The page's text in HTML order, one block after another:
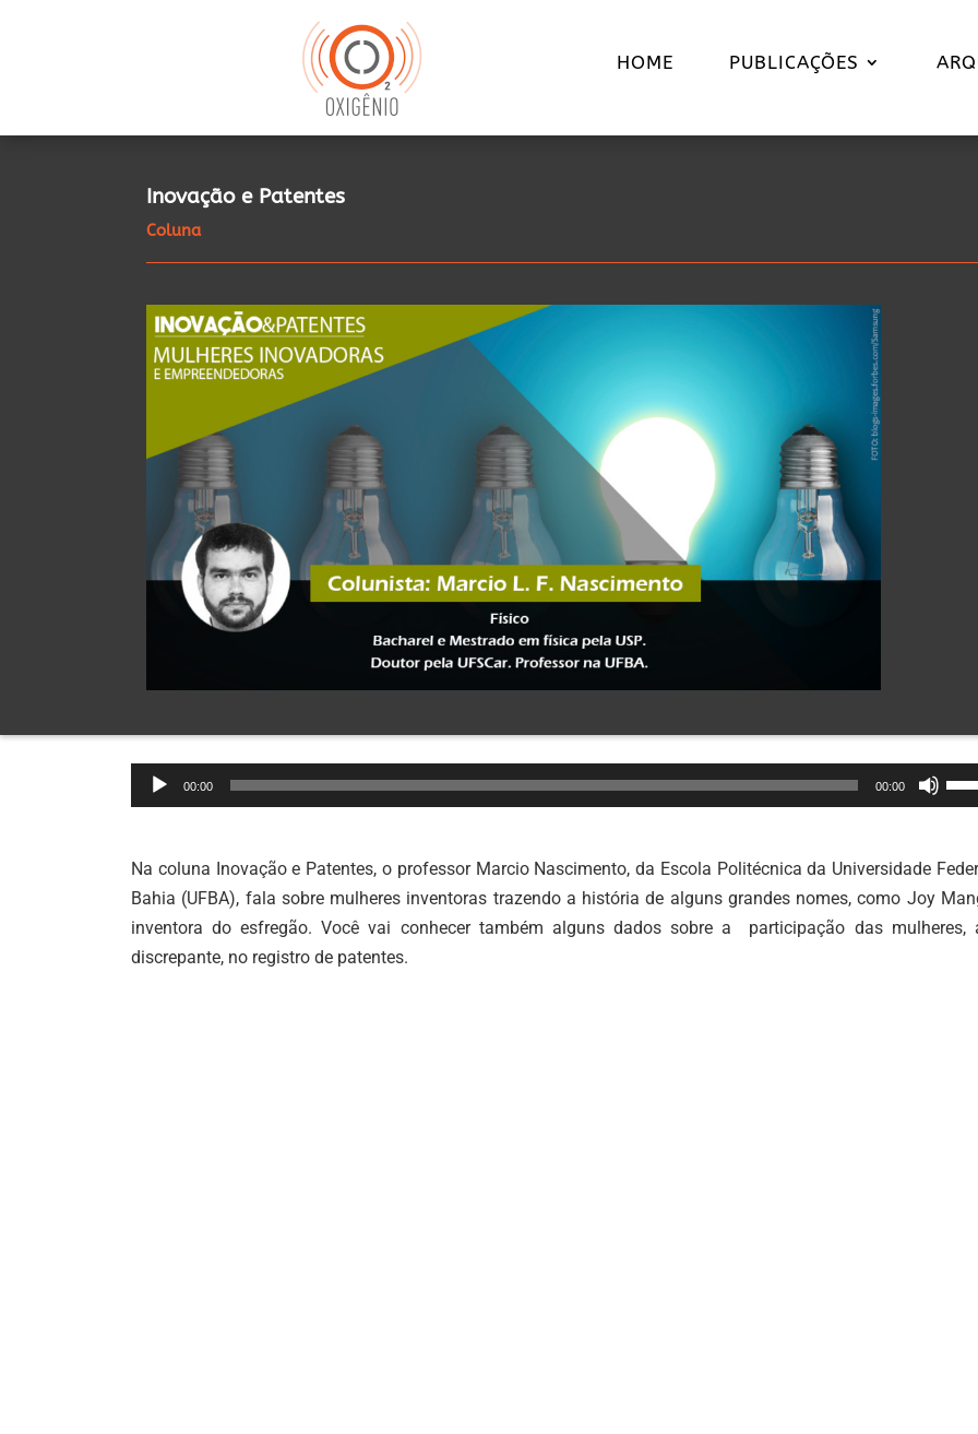
HOME PUBLICAÇÕES
Inovação e Patentes
Coluna
Tocador
de
00:00 00:00
Use
as
ou
Na coluna Inovação e Patentes, o professor Marcio Nascimento, da Escola Politécnica da Universidade
Bahia (UFBA), fala sobremulheres inventoras trazendo a história de alguns grandes nomes, como Joy
inventora do esfregão. Você vai conhecer também alguns dados sobre a participação das mulheres,
discrepante, no registro de patentes.